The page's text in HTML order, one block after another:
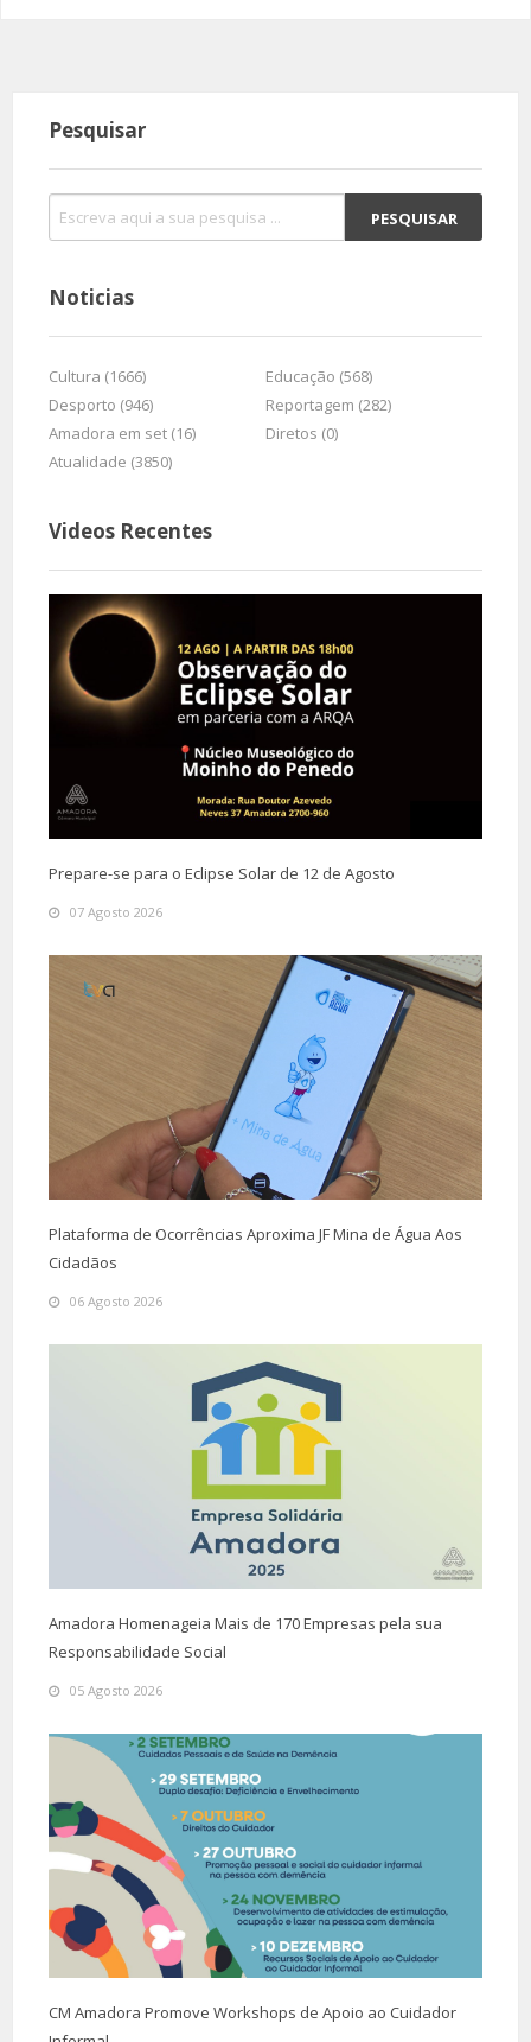
Pesquisar
Noticias
Cultura (1666)
Educação (568)
Desporto (946)
Reportagem (282)
Amadora em set (16)
Diretos (0)
Atualidade (3850)
Videos Recentes
Prepare-se para o Eclipse Solar de 12 de Agosto
07 Agosto 2026
Plataforma de Ocorrências Aproxima JF Mina de Água Aos
Cidadãos
06 Agosto 2026
Amadora Homenageia Mais de 170 Empresas pela sua
Responsabilidade Social
05 Agosto 2026
CM Amadora Promove Workshops de Apoio ao Cuidador